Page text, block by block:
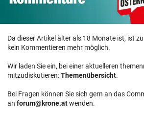
Da dieser Artikel älter als 18 Monate ist, ist
kein Kommentieren mehr möglich.
Wir laden Sie ein, bei einer aktuelleren
mitzudiskutieren:Themenübersicht.
Bei Fragen können Sie sich gern an das
an forum@krone.atwenden.